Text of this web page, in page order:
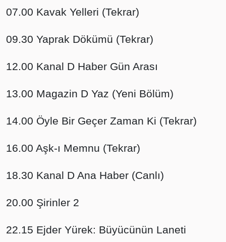
07.00 Kavak Yelleri (Tekrar)
09.30 Yaprak Dökümü (Tekrar)
12.00 Kanal D Haber Gün Arası
13.00 Magazin D Yaz (Yeni Bölüm)
14.00 Öyle Bir Geçer Zaman Ki (Tekrar)
16.00 Aşk-ı Memnu (Tekrar)
18.30 Kanal D Ana Haber (Canlı)
20.00 Şirinler 2
22.15 Ejder Yürek: Büyücünün Laneti